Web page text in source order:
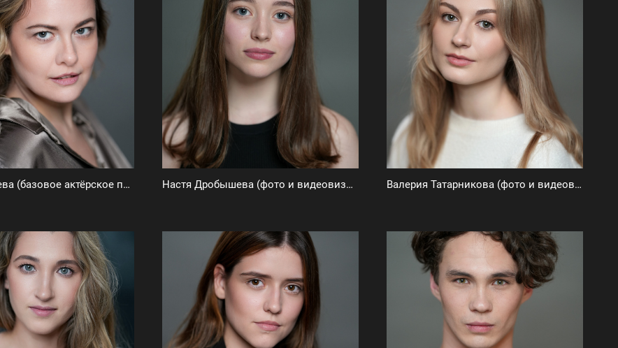
Нина Хваляева (базовое актёрское портфолио) Настя Дробышева (фото и видеовизитка) Валерия Татарникова (фото и видеовизитка)